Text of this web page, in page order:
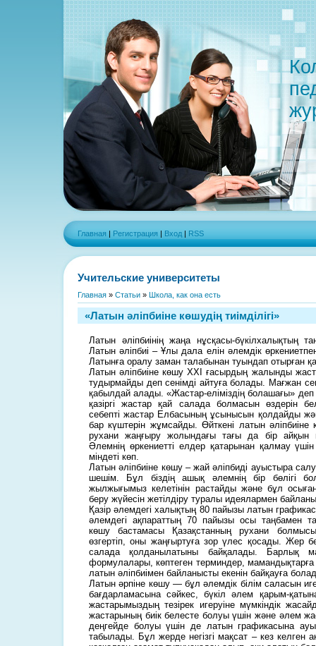
Главная | Регистрация | Вход | RSS
Учительские университеты
Главная » Статьи » Школа, как она есть
«Латын әліпбиіне көшудің тиімділігі»
Латын әліпбиінің жаңа нұсқасы-бүкілхалықтың
Латын әліпбиі – Ұлы дала елін әлемдік
Латынға оралу заман талабынан туындап отырған
Латын әліпбиіне көшу ХХІ ғасырдың жалынды
тудырмайды деп сенімді айтуға болады. Мағжан
қабылдай алады. «Жастар-еліміздің болашағы»
қазіргі жастар қай салада болмасын өздерін
себепті жастар Елбасының ұсынысын қолдайды
бар күштерін жұмсайды. Өйткені латын әліпбиіне
рухани жаңғыру жолындағы тағы да бір айқын
Әлемнің өркениетті елдер қатарынан қалмау үшін
міндеті көп.
Латын әліпбиіне көшу – жай әліпбиді ауыстыра
шешім. Бұл біздің ашық әлемнің бір бөлігі
жылжығымыз келетінін растайды және бұл
беру жүйесін жетілдіру туралы идеялармен
Қазір әлемдегі халықтың 80 пайызы латын
әлемдегі ақпараттың 70 пайызы осы таңбамен
көшу бастамасы Қазақстанның рухани
өзгертіп, оны жаңғыртуға зор үлес қосады. Жер
салада қолданылатыны байқалады. Барлық
формулалары, көптеген терминдер,
латын әліпбиімен байланысты екенін байқауға
Латын әрпіне көшу — бұл әлемдік білім саласын
бағдарламасына сәйкес, бүкіл әлем қарым-
жастарымыздың тезірек игеруіне мүмкіндік
жастарының биік белесте болуы үшін және әлем
деңгейде болуы үшін де латын графикасына
табылады. Бұл жерде негізгі мақсат – кез келген